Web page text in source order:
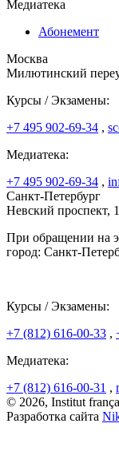
Медиатека
Абонемент
Москва
Милютинский
Курсы / Экзамены:
+7 495 902-69-34 ,
Медиатека:
+7 495 902-69-34 ,
Санкт-Петербург
Невский проспект,
При обращении на
город: Санкт-
Курсы / Экзамены:
+7 (812) 616-00-33 ,
Медиатека:
+7 (812) 616-00-31 ,
© 2026, Institut
Разработка сайта